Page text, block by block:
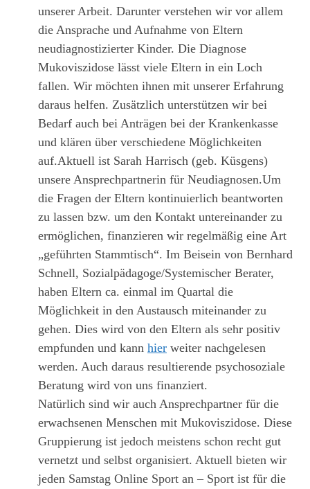
unserer Arbeit. Darunter verstehen wir vor allem
die Ansprache und Aufnahme von Eltern
neudiagnostizierter Kinder. Die Diagnose
Mukoviszidose lässt viele Eltern in ein Loch
fallen. Wir möchten ihnen mit unserer Erfahrung
daraus helfen. Zusätzlich unterstützen wir bei
Bedarf auch bei Anträgen bei der Krankenkasse
und klären über verschiedene Möglichkeiten
auf.Aktuell ist Sarah Harrisch (geb. Küsgens)
unsere Ansprechpartnerin für Neudiagnosen.Um
die Fragen der Eltern kontinuierlich beantworten
zu lassen bzw. um den Kontakt untereinander zu
ermöglichen, finanzieren wir regelmäßig eine Art
„geführten Stammtisch“. Im Beisein von Bernhard
Schnell, Sozialpädagoge/Systemischer Berater,
haben Eltern ca. einmal im Quartal die
Möglichkeit in den Austausch miteinander zu
gehen. Dies wird von den Eltern als sehr positiv
empfunden und kann hier weiter nachgelesen
werden. Auch daraus resultierende psychosoziale
Beratung wird von uns finanziert.
Natürlich sind wir auch Ansprechpartner für die
erwachsenen Menschen mit Mukoviszidose. Diese
Gruppierung ist jedoch meistens schon recht gut
vernetzt und selbst organisiert. Aktuell bieten wir
jeden Samstag Online Sport an – Sport ist für die